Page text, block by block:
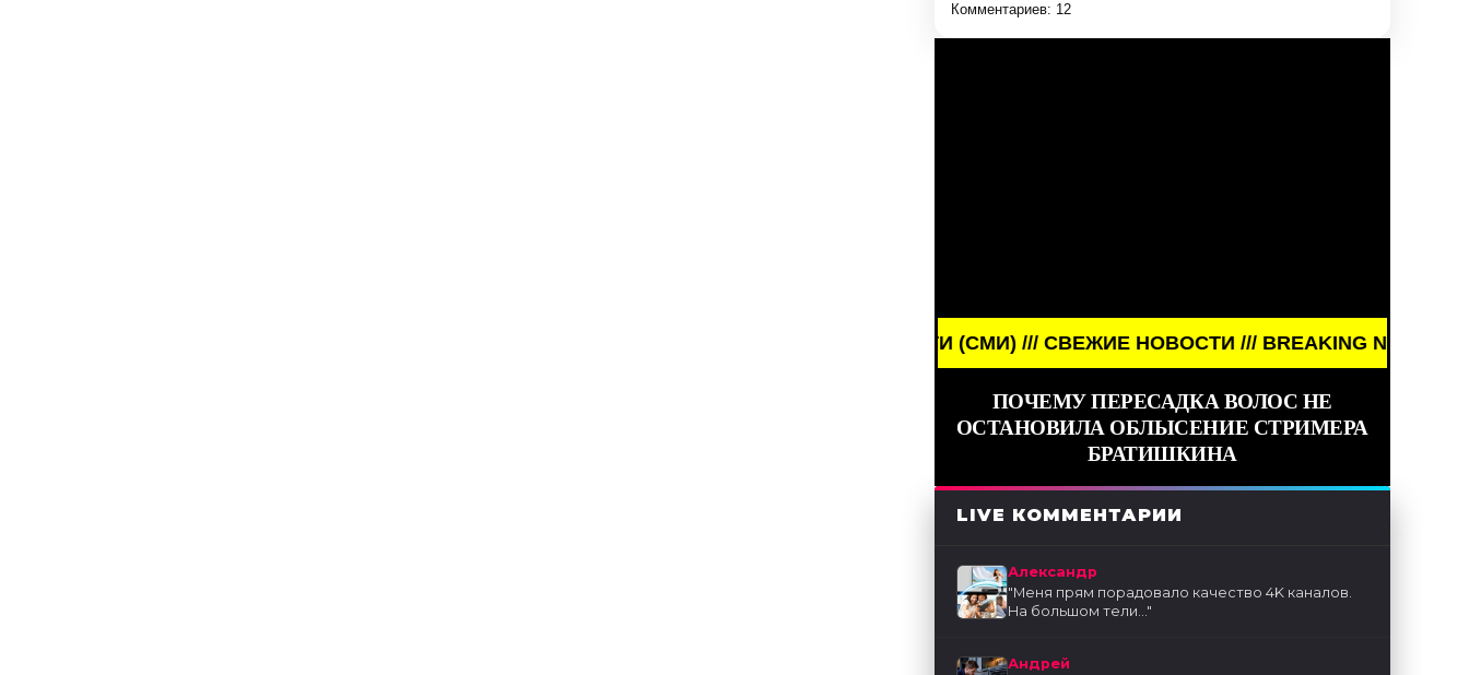
Комментариев: 12
BREAKING NEWS /// НОВОСТИ (СМИ) /// СВЕЖИЕ НОВОСТИ /// BREAKING NEWS ///
ПОЧЕМУ ПЕРЕСАДКА ВОЛОС НЕ
ОСТАНОВИЛА ОБЛЫСЕНИЕ СТРИМЕРА
БРАТИШКИНА
LIVE КОММЕНТАРИИ
Александр
"Меня прям порадовало качество 4K каналов.
На большом тели..."
Андрей